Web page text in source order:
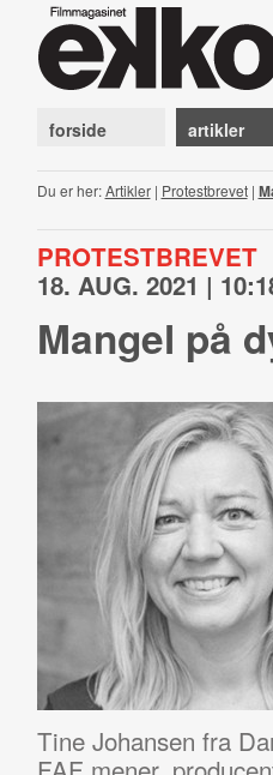
forside artikler
Du er her:Artikler| Protestbrevet|
PROTESTBREVET
18. AUG. 2021 |
Mangel på
Tine Johansen fra